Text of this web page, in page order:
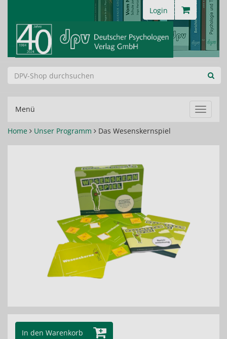
Login
Menü
ein-/
Home
Unser Programm Das Wesenskernspiel
In den Warenkorb